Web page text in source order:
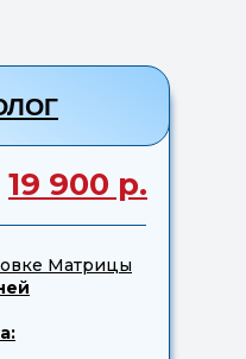
Матрицы
19 900 р.